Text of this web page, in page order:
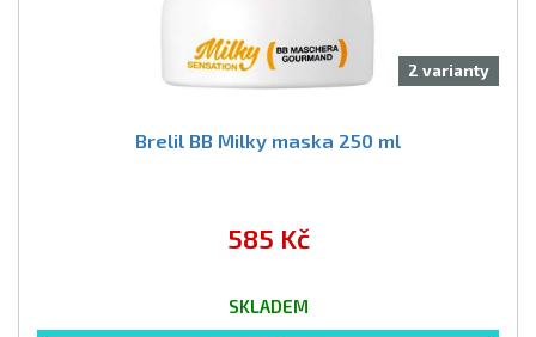
2 varianty
Brelil BB Milky maska 250 ml
585 Kč
SKLADEM